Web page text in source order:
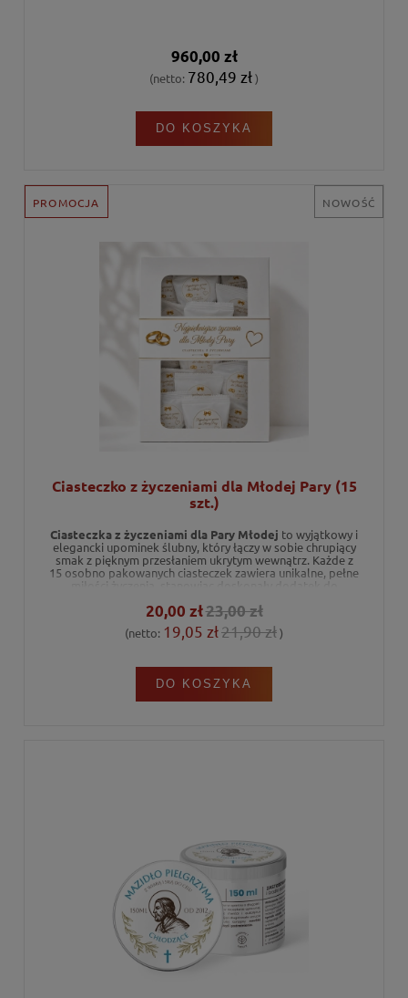
960,00 zł
(netto: 780,49 zł)
DO KOSZYKA
Ciasteczko z życzeniami dla Młodej Pary (15
szt.)
Ciasteczka z życzeniami dla Pary Młodej to wyjątkowy i
elegancki upominek ślubny, który łączy w sobie chrupiący
smak z pięknym przesłaniem ukrytym wewnątrz. Każde z
15 osobno pakowanych ciasteczek zawiera unikalne, pełne
miłości życzenia, stanowiąc doskonały dodatek do
w Polsce, gwarantują wywołanie uśmiechu na twarzach
nowożeńców.
20,00 zł23,00 zł
(netto: 19,05 zł21,90 zł)
DO KOSZYKA
PROMOCJA NOWOŚĆ